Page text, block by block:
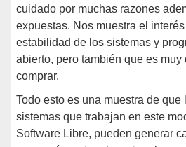
cuidado por muchas razones
expuestas. Nos muestra el
estabilidad de los sistemas y
abierto, pero también que es muy
comprar.
Todo esto es una muestra de que
sistemas que trabajan en este
Software Libre, pueden generar